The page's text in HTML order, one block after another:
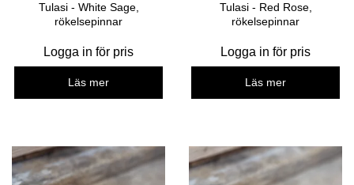
Tulasi - White Sage,
rökelsepinnar
Logga in för pris
Läs mer
Tulasi - Red Rose,
rökelsepinnar
Logga in för pris
Läs mer